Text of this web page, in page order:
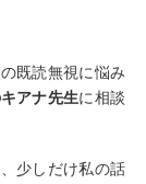
既読無視に悩み
アナ先生に相談
少しだけ私の話